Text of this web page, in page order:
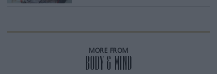
MORE FROM
BODY & MIND